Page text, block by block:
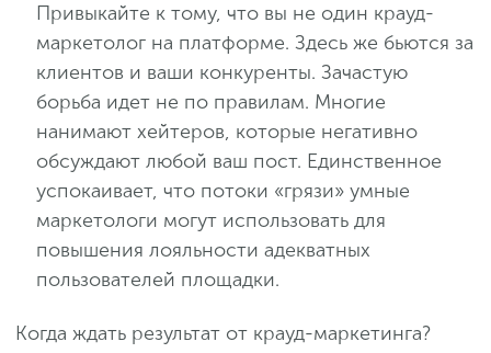
Привыкайте к тому, что вы не один крауд-
маркетолог на платформе. Здесь же бьются за
клиентов и ваши конкуренты. Зачастую
борьба идет не по правилам. Многие
нанимают хейтеров, которые негативно
обсуждают любой ваш пост. Единственное
успокаивает, что потоки «грязи» умные
маркетологи могут использовать для
повышения лояльности адекватных
пользователей площадки.
Когда ждать результат от крауд-маркетинга?